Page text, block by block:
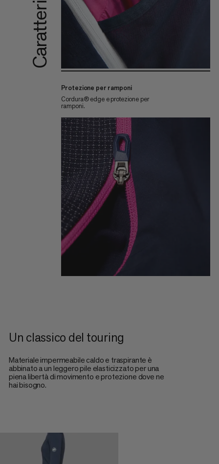
Protezione per ramponi
Cordura® edge e protezione per
ramponi.
Un classico del touring
Materiale impermeabile caldo e traspirante è
abbinato a un leggero pile elasticizzato per una
piena libertà di movimento e protezione dove ne
hai bisogno.